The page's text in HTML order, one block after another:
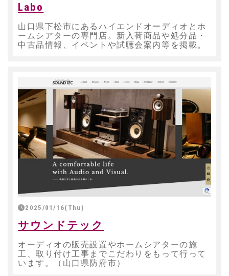
Labo
山口県下松市にあるハイエンドオーディオとホ
ームシアターの専門店。新入荷商品や処分品・
中古品情報、イベントや試聴会案内等を掲載。
2025/01/16(Thu)
サウンドテック
オーディオの販売設置やホームシアターの施
工、取り付け工事までこだわりをもって行って
います。（山口県防府市）